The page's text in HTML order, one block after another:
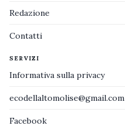
Redazione
Contatti
SERVIZI
Informativa sulla privacy
ecodellaltomolise@gmail.com
Facebook